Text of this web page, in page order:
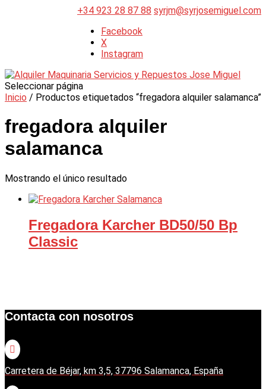
+34 923 28 87 88 syrjm@syrjosemiguel.com
Facebook
X
Instagram
Seleccionar página
Inicio / Productos etiquetados “fregadora alquiler salamanca”
fregadora alquiler
salamanca
Mostrando el único resultado
Fregadora Karcher BD50/50 Bp
Classic
Contacta con nosotros

Carretera de Béjar, km 3,5, 37796 Salamanca, España